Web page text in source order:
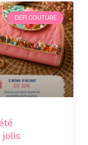
DÉFI COUTURE
jolis